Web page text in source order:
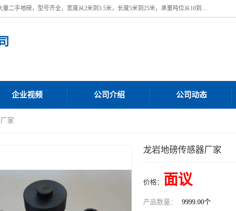
本公司常年出售回收二手地磅，回收出售二手地磅。 近期本公司回收大量二手地磅，型号齐全，宽度从2米到3.5米，长度5米到25米，承重吨位从10到200吨，成色7—9成新。 ? 使用年限6个月至2年，产品来源于个人闲置品，工矿企业停用品，因小换大而来。 精准度和新的一样， 二手地磅是内行人的选择，打个电话就省钱朋友您好等什么
企业视频 公司介绍 公司动态
家
龙岩地磅传感器厂家
价格： 面议
产品数量： 9999.00个